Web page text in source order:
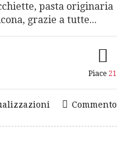
pasta originaria
grazie a tutte...
Piace 21
Commento